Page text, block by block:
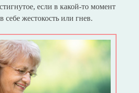
если в какой-то момент
себе жестокость или гнев.